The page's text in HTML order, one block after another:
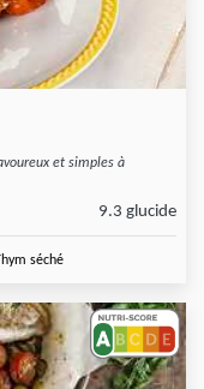
et simples à
9.3 glucide
séché